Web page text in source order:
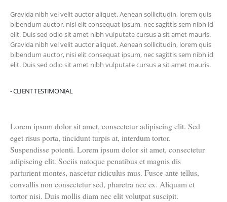
Gravida nibh vel velit auctor aliquet. Aenean sollicitudin, lorem quis
bibendum auctor, nisi elit consequat ipsum, nec sagittis sem nibh id
elit. Duis sed odio sit amet nibh vulputate cursus a sit amet mauris.
Gravida nibh vel velit auctor aliquet. Aenean sollicitudin, lorem quis
bibendum auctor, nisi elit consequat ipsum, nec sagittis sem nibh id
elit. Duis sed odio sit amet nibh vulputate cursus a sit amet mauris.
- CLIENT TESTIMONIAL
Lorem ipsum dolor sit amet, consectetur adipiscing elit. Sed
eget risus porta, tincidunt turpis at, interdum tortor.
Suspendisse potenti. Lorem ipsum dolor sit amet, consectetur
adipiscing elit. Sociis natoque penatibus et magnis dis
parturient montes, nascetur ridiculus mus. Fusce ante tellus,
convallis non consectetur sed, pharetra nec ex. Aliquam et
tortor nisi. Duis mollis diam nec elit volutpat suscipit.